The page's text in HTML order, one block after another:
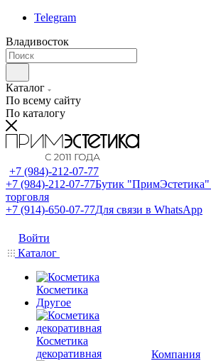
Telegram
Владивосток
Каталог
По всему сайту
По каталогу
+7 (984)-212-07-77
+7 (984)-212-07-77Бутик "ПримЭстетика"
торговля
+7 (914)-650-07-77Для связи в WhatsApp
Войти
Каталог
Косметика
Другое
Косметика
декоративная
Компания